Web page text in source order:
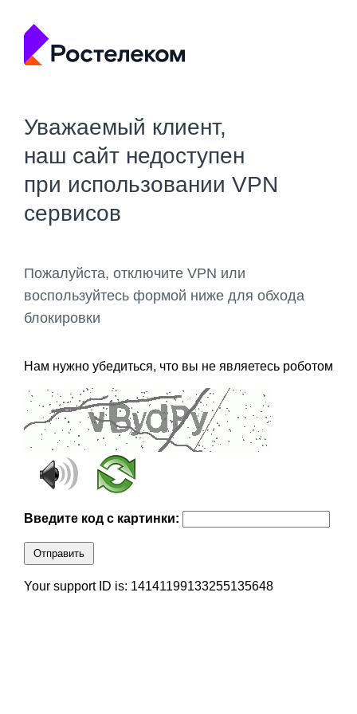
Уважаемый клиент,
наш сайт недоступен
при использовании VPN
сервисов
Пожалуйста, отключите VPN или
воспользуйтесь формой ниже для обхода
блокировки
Нам нужно убедиться, что вы не являетесь роботом
Введите код с картинки:
Отправить
Your support ID is: 14141199133255135648